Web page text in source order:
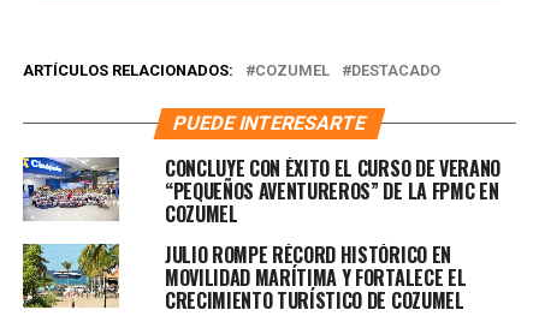
ARTÍCULOS RELACIONADOS: COZUMEL DESTACADO
PUEDE INTERESARTE
CONCLUYE CON ÉXITO EL CURSO DE VERANO
“PEQUEÑOS AVENTUREROS” DE LA FPMC EN
COZUMEL
JULIO ROMPE RÉCORD HISTÓRICO EN
MOVILIDAD MARÍTIMA Y FORTALECE EL
CRECIMIENTO TURÍSTICO DE COZUMEL